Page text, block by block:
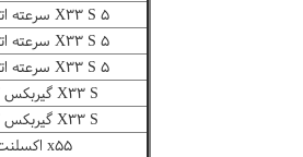
X۳۳ S ۵ سرعته اتوماتیک
X۳۳ S ۵ سرعته اتوماتیک
X۳۳ S ۵ سرعته اتوماتیک
X۳۳ S گیربکس CVT
X۳۳ S گیربکس CVT
x۵۵ اکسلنت